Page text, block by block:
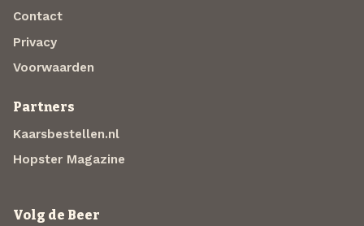
Contact
Privacy
Voorwaarden
Partners
Kaarsbestellen.nl
Hopster Magazine
Volg de Beer